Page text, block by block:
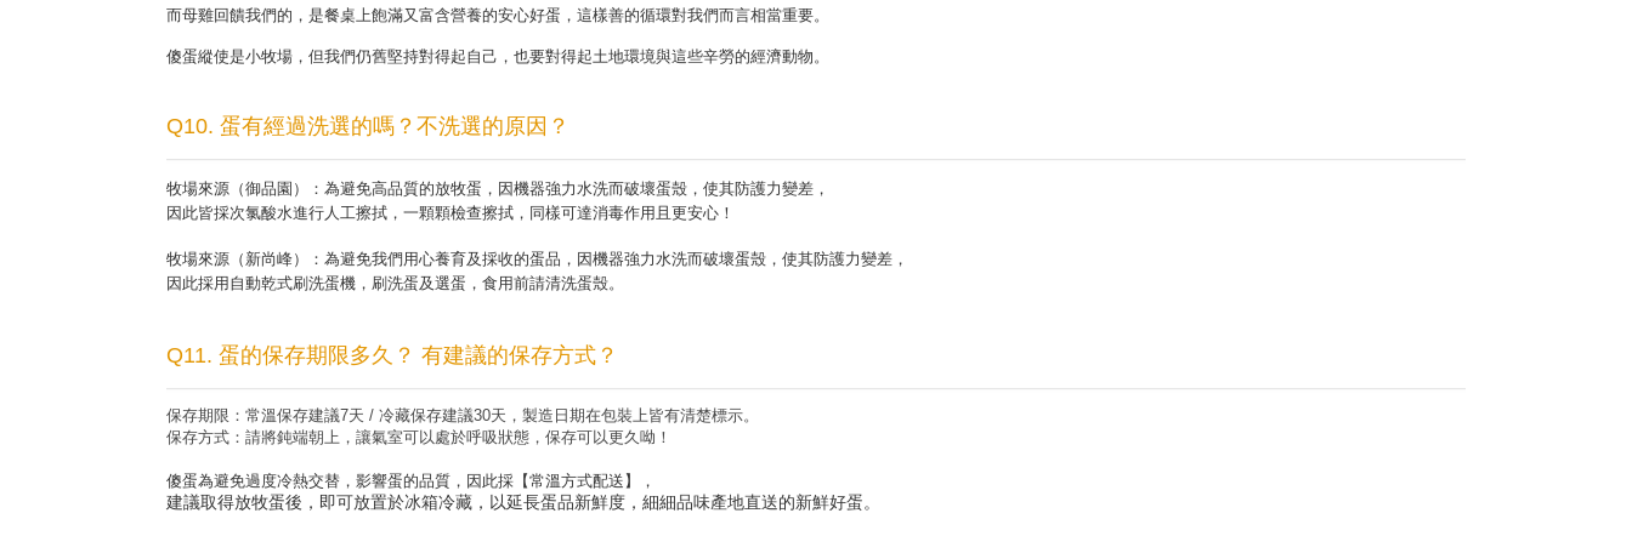
而母雞回饋我們的，是餐桌上飽滿又富含營養的安心好蛋，這樣善的循環對我們而言相當重要。
傻蛋縱使是小牧場，但我們仍舊堅持對得起自己，也要對得起土地環境與這些辛勞的經濟動物。
Q10. 蛋有經過洗選的嗎？不洗選的原因？
牧場來源（御品園）：為避免高品質的放牧蛋，因機器強力水洗而破壞蛋殼，使其防護力變差，
因此皆採次氯酸水進行人工擦拭，一顆顆檢查擦拭，同樣可達消毒作用且更安心！
牧場來源（新尚峰）：為避免我們用心養育及採收的蛋品，因機器強力水洗而破壞蛋殼，使其防護力變差，
因此採用自動乾式刷洗蛋機，刷洗蛋及選蛋，食用前請清洗蛋殼。
Q11. 蛋的保存期限多久？ 有建議的保存方式？
保存期限：常溫保存建議7天 / 冷藏保存建議30天，製造日期在包裝上皆有清楚標示。
保存方式：請將鈍端朝上，讓氣室可以處於呼吸狀態，保存可以更久呦！
傻蛋為避免過度冷熱交替，影響蛋的品質，因此採【常溫方式配送】，
建議取得放牧蛋後，即可放置於冰箱冷藏，以延長蛋品新鮮度，細細品味產地直送的新鮮好蛋。